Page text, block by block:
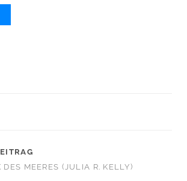
DES MEERES (JULIA R. KELLY)